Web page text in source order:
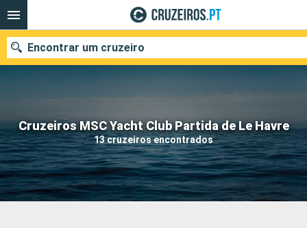
Cruzeiros MSC Yacht Club Partida de Le Havre
13 cruzeiros encontrados
Encontrar um cruzeiro
Quando ir?
Data de partida
Portos Companhias